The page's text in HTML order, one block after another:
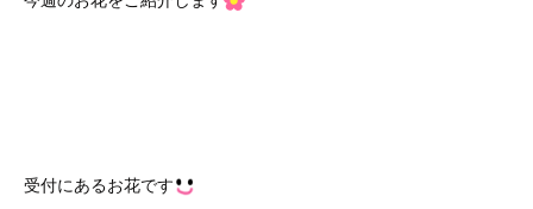
受付にあるお花です